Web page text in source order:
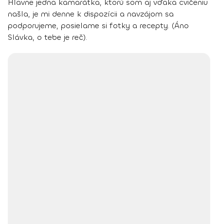
Hlavne jedna kamarátka, ktorú som aj vďaka cvičeniu
našla, je mi denne k dispozícii a navzájom sa
podporujeme, posielame si fotky a recepty. (Áno
Slávka, o tebe je reč).